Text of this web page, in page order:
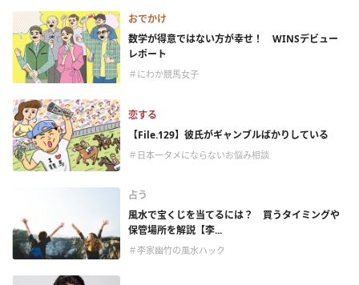
おでかけ
数学が得意ではない方が幸せ！ WINSデビュー
レポート
＃にわか競馬女子
恋する
【File.129】彼氏がギャンブルばかりしている
＃日本一タメにならないお悩み相談
占う
風水で宝くじを当てるには？ 買うタイミングや
保管場所を解説【李...
＃李家幽竹の風水ハック